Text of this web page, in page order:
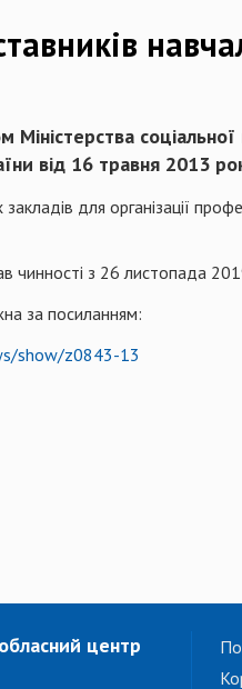
від 16 травня 2013
для організації
чинності з 26 листопада
за посиланням:
show/z0843-13
центр